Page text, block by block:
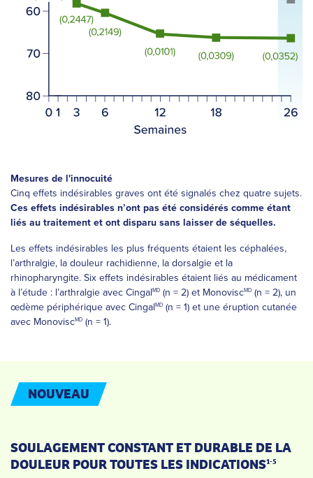
Mesures de l'innocuité
Cinq effets indésirables graves ont été signalés chez quatre sujets.
Ces effets indésirables n’ont pas été considérés comme étant
liés au traitement et ont disparu sans laisser de séquelles.
Les effets indésirables les plus fréquents étaient les céphalées,
l’arthralgie, la douleur rachidienne, la dorsalgie et la
rhinopharyngite. Six effets indésirables étaient liés au médicament
à l’étude : l’arthralgie avec Cingal MD (n = 2) et MonoviscMD (n = 2), un
œdème périphérique avec Cingal MD (n = 1) et une éruption cutanée
avec MonoviscMD (n = 1).
NOUVEAU
SOULAGEMENT CONSTANT ET DURABLE DE LA
DOULEUR POUR TOUTES LES INDICATIONS1-5